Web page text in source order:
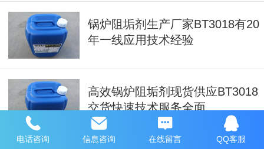
锅炉阻垢剂生产厂家BT3018有20
年一线应用技术经验
高效锅炉阻垢剂现货供应BT3018
交货快速技术服务全面
电话咨询 信息咨询 在线留言 QQ客服